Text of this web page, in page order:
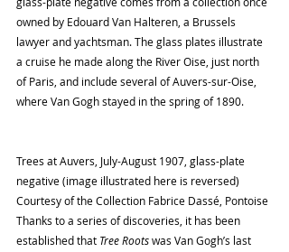
owned by Edouard Van Halteren, a Brussels
lawyer and yachtsman. The glass plates illustrate
a cruise he made along the River Oise, just north
of Paris, and include several of Auvers-sur-Oise,
where Van Gogh stayed in the spring of 1890.
Trees at Auvers, July-August 1907, glass-plate
negative (image illustrated here is reversed)
Courtesy of the Collection Fabrice Dassé, Pontoise
Thanks to a series of discoveries, it has been
established that Tree Roots was Van Gogh’s last